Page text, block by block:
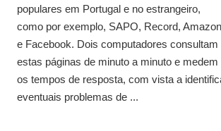
populares em Portugal e no estrangeiro,
como por exemplo, SAPO, Record, Amazon
e Facebook. Dois computadores consultam
estas páginas de minuto a minuto e medem
os tempos de resposta, com vista a
eventuais problemas de ...